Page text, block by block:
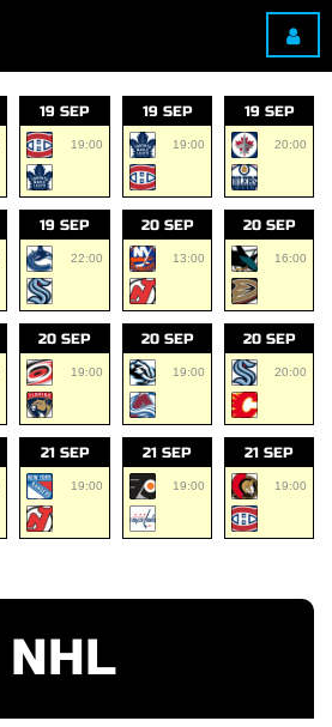
19 SEP
19:00
19 SEP
19:00
19 SEP
20:00
19 SEP
22:00
20 SEP
13:00
20 SEP
16:00
20 SEP
19:00
20 SEP
19:00
20 SEP
20:00
21 SEP
19:00
21 SEP
19:00
21 SEP
19:00
NHL